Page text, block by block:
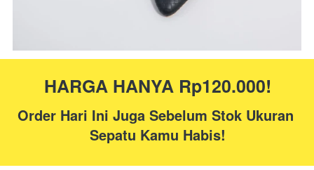
HARGA HANYA Rp120.000!
Order Hari Ini Juga Sebelum Stok Ukuran
Sepatu Kamu Habis!